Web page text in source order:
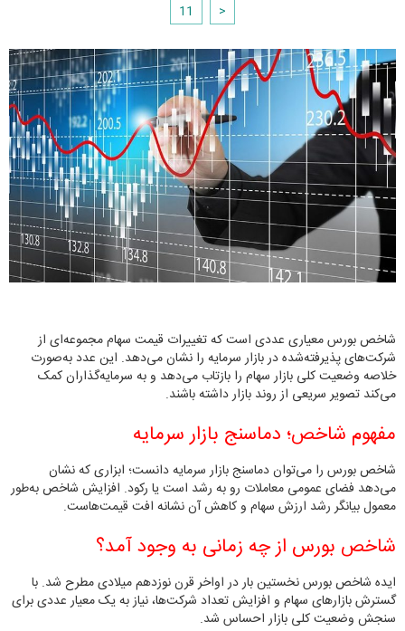
11
>
شاخص بورس معیاری عددی است که تغییرات قیمت سهام مجموعه‌ای از
شرکت‌های پذیرفته‌شده در بازار سرمایه را نشان می‌دهد. این عدد به‌صورت
خلاصه وضعیت کلی بازار سهام را بازتاب می‌دهد و به سرمایه‌گذاران کمک
می‌کند تصویر سریعی از روند بازار داشته باشند.
مفهوم شاخص؛ دماسنج بازار سرمایه
شاخص بورس را می‌توان دماسنج بازار سرمایه دانست؛ ابزاری که نشان
می‌دهد فضای عمومی معاملات رو به رشد است یا رکود. افزایش شاخص به‌طور
معمول بیانگر رشد ارزش سهام و کاهش آن نشانه افت قیمت‌هاست.
شاخص بورس از چه زمانی به وجود آمد؟
ایده شاخص بورس نخستین بار در اواخر قرن نوزدهم میلادی مطرح شد. با
گسترش بازارهای سهام و افزایش تعداد شرکت‌ها، نیاز به یک معیار عددی برای
سنجش وضعیت کلی بازار احساس شد.